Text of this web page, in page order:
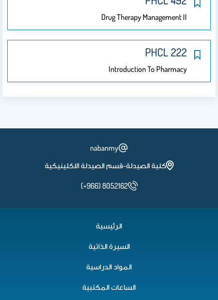
Drug Therapy Management II
222 PHCL
Introduction To Pharmacy
nabanmy
كلية الصيدلة-قسم الصيدلة الاكلينيكية
(+966) 8052162
الرئيسية
السيرة الذاتية
المواد الدراسية
الساعات المكتبية